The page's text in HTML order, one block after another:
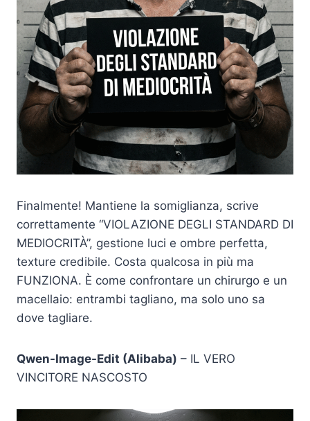
Finalmente! Mantiene la somiglianza, scrive
correttamente “VIOLAZIONE DEGLI STANDARD DI
MEDIOCRITÀ”, gestione luci e ombre perfetta,
texture credibile. Costa qualcosa in più ma
FUNZIONA. È come confrontare un chirurgo e un
macellaio: entrambi tagliano, ma solo uno sa
dove tagliare.
Qwen-Image-Edit (Alibaba) – IL VERO
VINCITORE NASCOSTO